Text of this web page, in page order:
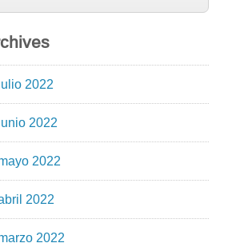
2022
2022
2022
2022
2022